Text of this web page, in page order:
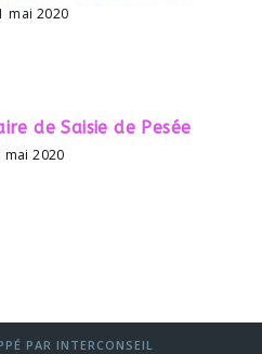
mai 2020
de Saisie de Pesée
mai 2020
PAR INTERCONSEIL